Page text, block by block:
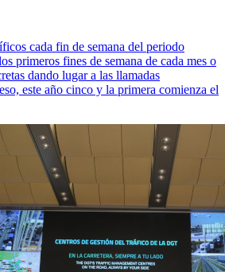
cada fin de semana del periodo
primeros fines de semana de cada mes o
dando lugar a las llamadas
este año cinco y la primera comienza el